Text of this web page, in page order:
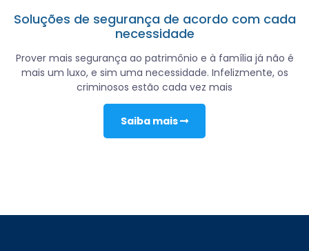
Soluções de segurança de acordo com cada
necessidade
Prover mais segurança ao patrimônio e à família já não é
mais um luxo, e sim uma necessidade. Infelizmente, os
criminosos estão cada vez mais
Saiba mais